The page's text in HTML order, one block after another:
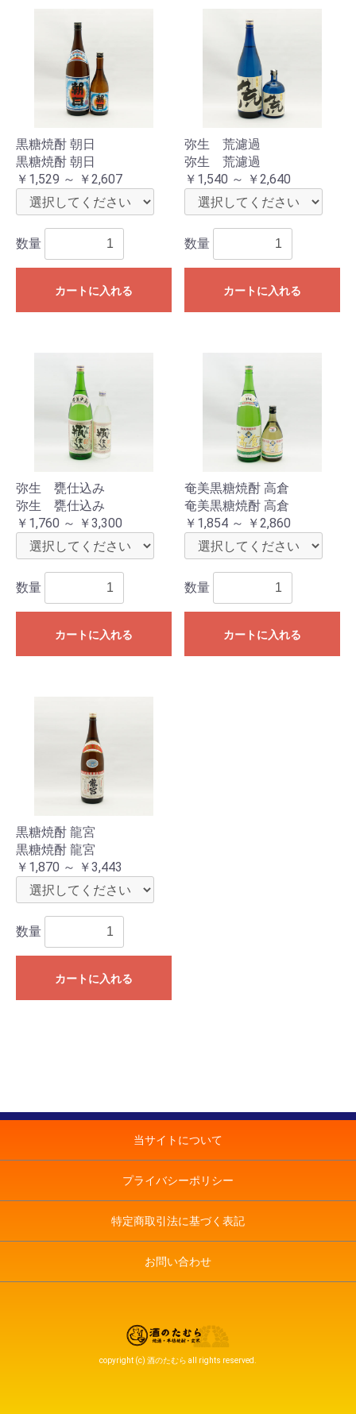
黒糖焼酎 朝日
黒糖焼酎 朝日
￥1,529 ～ ￥2,607
数量
カートに入れる
弥生 荒濾過
弥生 荒濾過
￥1,540 ～ ￥2,640
数量
カートに入れる
弥生 甕仕込み
弥生 甕仕込み
￥1,760 ～ ￥3,300
数量
カートに入れる
奄美黒糖焼酎 高倉
奄美黒糖焼酎 高倉
￥1,854 ～ ￥2,860
数量
カートに入れる
黒糖焼酎 龍宮
黒糖焼酎 龍宮
￥1,870 ～ ￥3,443
数量
カートに入れる
当サイトについて
プライバシーポリシー
特定商取引法に基づく表記
お問い合わせ
copyright (c) 酒のたむら all rights reserved.